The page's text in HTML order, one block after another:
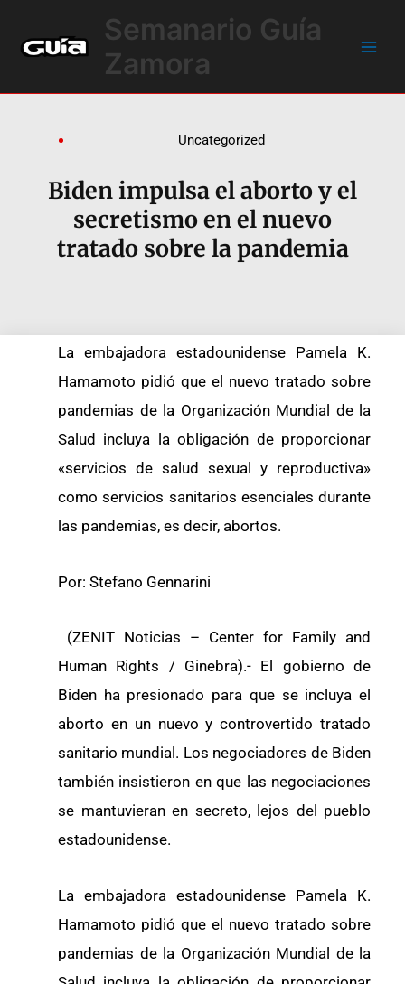
contenido
Semanario Guía
Zamora
Uncategorized
Biden impulsa el aborto y el
secretismo en el nuevo
tratado sobre la pandemia
La embajadora estadounidense Pamela K.
Hamamoto pidió que el nuevo tratado sobre
pandemias de la Organización Mundial de la
Salud incluya la obligación de proporcionar
«servicios de salud sexual y reproductiva»
como servicios sanitarios esenciales durante
las pandemias, es decir, abortos.
Por: Stefano Gennarini
(ZENIT Noticias – Center for Family and
Human Rights / Ginebra).- El gobierno de
Biden ha presionado para que se incluya el
aborto en un nuevo y controvertido tratado
sanitario mundial. Los negociadores de Biden
también insistieron en que las negociaciones
se mantuvieran en secreto, lejos del pueblo
estadounidense.
La embajadora estadounidense Pamela K.
Hamamoto pidió que el nuevo tratado sobre
pandemias de la Organización Mundial de la